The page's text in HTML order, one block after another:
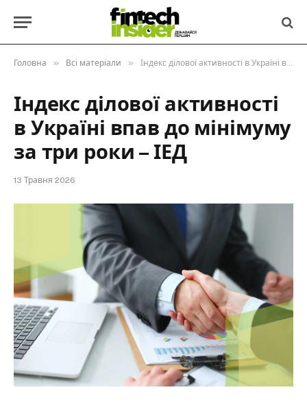
Головна » Всі матеріали » Індекс ділової активності в Україні впав до мінімуму за три роки – ІЕД
Індекс ділової активності
в Україні впав до мінімуму
за три роки – ІЕД
13 Травня 2026